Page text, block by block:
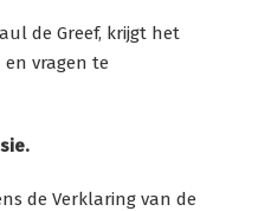
de Greef, krijgt het
en vragen te
de Verklaring van de